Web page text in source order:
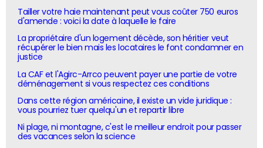
Tailler votre haie maintenant peut vous coûter 750 euros
d'amende : voici la date à laquelle le faire
La propriétaire d'un logement décède, son héritier veut
récupérer le bien mais les locataires le font condamner en
justice
La CAF et l'Agirc-Arrco peuvent payer une partie de votre
déménagement si vous respectez ces conditions
Dans cette région américaine, il existe un vide juridique :
vous pourriez tuer quelqu'un et repartir libre
Ni plage, ni montagne, c'est le meilleur endroit pour passer
des vacances selon la science